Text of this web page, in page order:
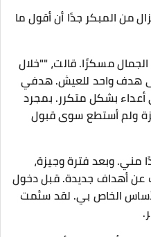
من المبكر جدًا أن أقول ما
مسكرًا. قالت، ""خلال
هدف واحد للعيش. هدفي
بشكل متكرر. بمجرد
ولم أستطع سوى قبول
مني. وبعد فترة وجيزة،
عن أهداف جديدة. قبل دخول
الخاص بي. لقد سئمت